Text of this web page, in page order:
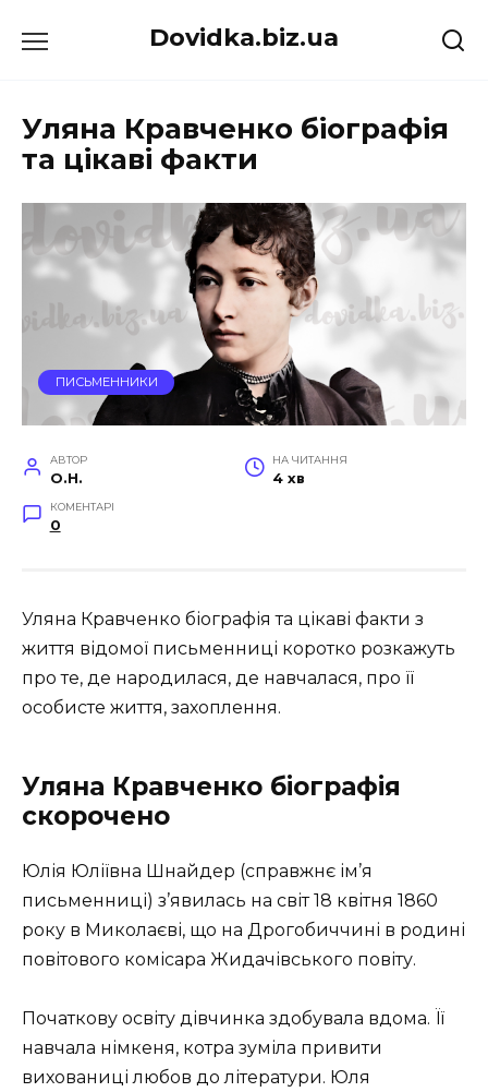
до
Dovidka.biz.ua
Уляна Кравченко біографія
та цікаві факти
ПИСЬМЕННИКИ
АВТОР
O.H.
НА ЧИТАННЯ
4 хв
КОМЕНТАРІ
0
Уляна Кравченко біографія та цікаві факти з
життя відомої письменниці коротко розкажуть
про те, де народилася, де навчалася, про її
особисте життя, захоплення.
Уляна Кравченко біографія
скорочено
Юлія Юліївна Шнайдер (справжнє ім’я
письменниці) з’явилась на світ 18 квітня 1860
року в Миколаєві, що на Дрогобиччині в родині
повітового комісара Жидачівського повіту.
Початкову освіту дівчинка здобувала вдома. Її
навчала німкеня, котра зуміла привити
вихованиці любов до літератури. Юля